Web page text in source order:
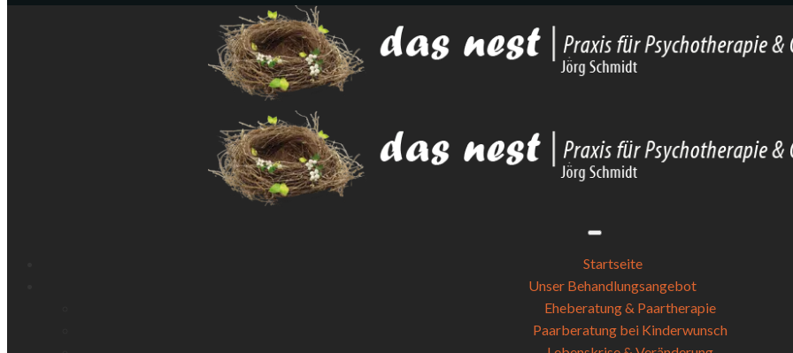
Startseite
Unser Behandlungsangebot
Eheberatung & Paartherapie
Paarberatung bei Kinderwunsch